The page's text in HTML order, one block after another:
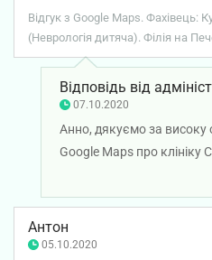
Відгук з Google Maps. Фахівець:
(Неврологія дитяча). Філія на
Відповідь від
07.10.2020
Анно, дякуємо за високу
Google Maps про клініку
нашого лікаря-
Нам дуже приємно, що
візитом і професійністю
щиро бажаємо вам
Антон
05.10.2020